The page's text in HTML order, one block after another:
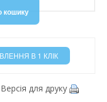
кошику
Версія для друку